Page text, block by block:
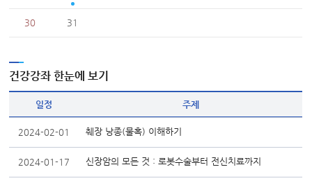
30 31
건강강좌 한눈에 보기
일정 주제
2024-02-01 췌장 낭종(물혹) 이해하기
2024-01-17 신장암의 모든 것 : 로봇수술부터 전신치료까지